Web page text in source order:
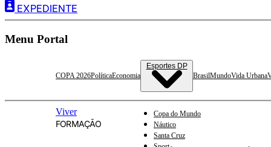
EXPEDIENTE
Menu Portal
COPA 2026PolíticaEconomia
Esportes DP
Copa do Mundo
Náutico
Santa Cruz
BrasilMundoVida Urbana
Viver
FORMAÇÃO